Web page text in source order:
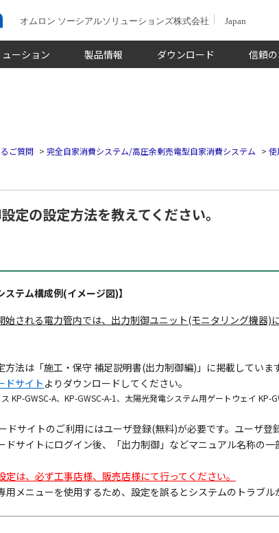
オムロン ソーシアルソリューションズ株式会社 Japan
ューション 製品情報 ダウンロード 信頼
ご質問 > 完全自家消費システム/高圧余剰売電型自家消費システム > 使
定の設定方法を教えてください。
ステム構成例(イメージ図)】
始される電力管内では、出力制御ユニット(モニタリング機器)
方法は「施工・保守 補足説明書(出力制御編)」に掲載していま
ドサイト よりダウンロードしてください。
KP-GWSC-A、KP-GWSC-A-1、太陽光発電システム用ゲートウェイ KP-
ドサイトのご利用にはユーザ登録(無料)が必要です。ユーザ登
サイトにログイン後、「出力制御」などマニュアル名称の一
定は、必ず工事店様、販売店様にて行ってください。
メニューを使用するため、設定を誤るとシステムのトラブル